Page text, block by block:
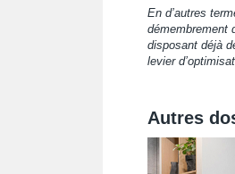
En d’autres
démembrement
disposant déjà
levier
Autres